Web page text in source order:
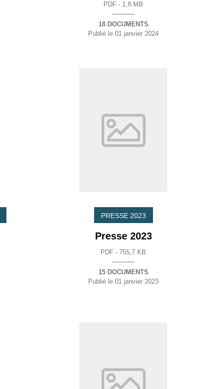
PDF - 1,8 MB
18 DOCUMENTS
Publié le 01 janvier 2024
PRESSE 2023
Presse 2023
PDF - 755,7 KB
15 DOCUMENTS
Publié le 01 janvier 2023